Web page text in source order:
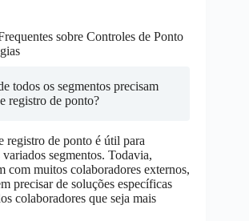
sobre Controles de Ponto
todos os segmentos precisam
registro de ponto?
registro de ponto é útil para
variados segmentos. Todavia,
com muitos colaboradores externos,
precisar de soluções específicas
colaboradores que seja mais